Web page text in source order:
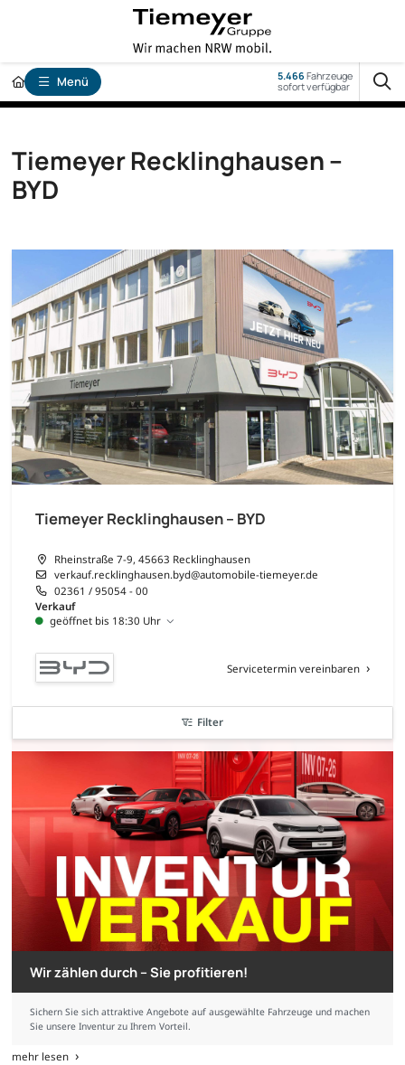
Menü 5.466Fahrzeuge
sofort verfügbar
Tiemeyer Recklinghausen –
BYD
Tiemeyer Recklinghausen – BYD
Rheinstraße 7-9, 45663 Recklinghausen
verkauf.recklinghausen.byd@automobile-tiemeyer.de
02361 / 95054 - 00
Verkauf
geöffnet bis 18:30 Uhr
Servicetermin vereinbaren
Filter
Wir zählen durch – Sie profitieren!
Sichern Sie sich attraktive Angebote auf ausgewählte Fahrzeuge und machen
Sie unsere Inventur zu Ihrem Vorteil.
mehr lesen